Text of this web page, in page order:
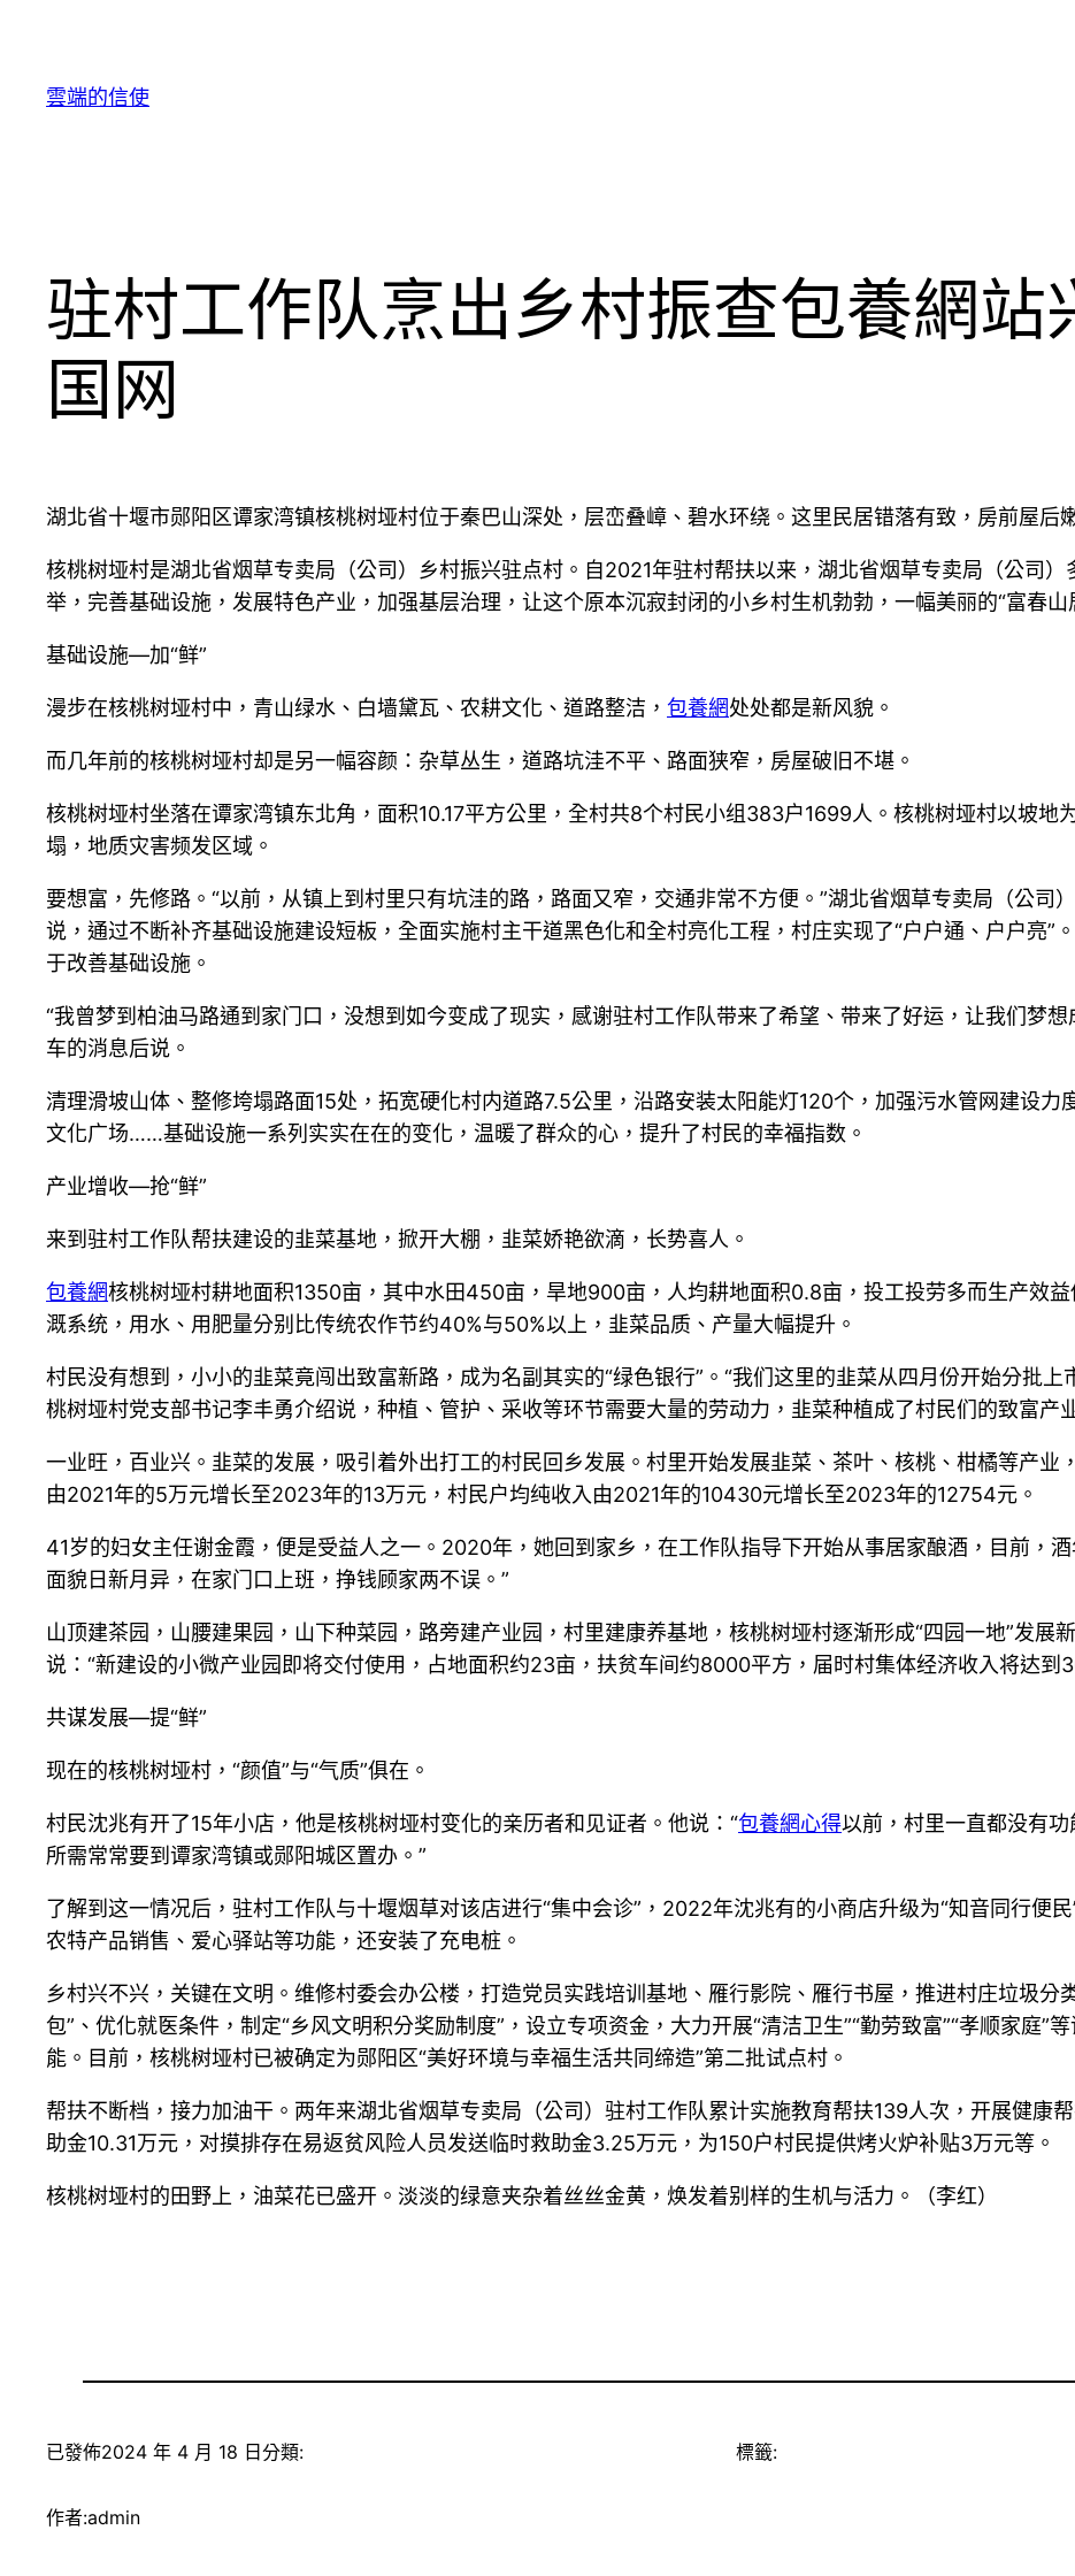
雲端的信使
驻村工作队烹出乡村振查包養網站
国网
湖北省十堰市郧阳区谭家湾镇核桃树垭村位于秦巴山深处，层峦叠嶂、碧水环绕。这里民居错落有致，房前屋后
核桃树垭村是湖北省烟草专卖局（公司）乡村振兴驻点村。自2021年驻村帮扶以来，湖北省烟草专卖局（公司
举，完善基础设施，发展特色产业，加强基层治理，让这个原本沉寂封闭的小乡村生机勃勃，一幅美丽的“富春山
基础设施—加“鲜”
漫步在核桃树垭村中，青山绿水、白墙黛瓦、农耕文化、道路整洁， 包養網处处都是新风貌。
而几年前的核桃树垭村却是另一幅容颜：杂草丛生，道路坑洼不平、路面狭窄，房屋破旧不堪。
核桃树垭村坐落在谭家湾镇东北角，面积10.17平方公里，全村共8个村民小组383户1699人。核桃树垭村以坡地
塌，地质灾害频发区域。
要想富，先修路。“以前，从镇上到村里只有坑洼的路，路面又窄，交通非常不方便。”湖北省烟草专卖局（公司
说，通过不断补齐基础设施建设短板，全面实施村主干道黑色化和全村亮化工程，村庄实现了“户户通、户户亮”
于改善基础设施。
“我曾梦到柏油马路通到家门口，没想到如今变成了现实，感谢驻村工作队带来了希望、带来了好运，让我们梦
车的消息后说。
清理滑坡山体、整修垮塌路面15处，拓宽硬化村内道路7.5公里，沿路安装太阳能灯120个，加强污水管网建设力
文化广场……基础设施一系列实实在在的变化，温暖了群众的心，提升了村民的幸福指数。
产业增收—抢“鲜”
来到驻村工作队帮扶建设的韭菜基地，掀开大棚，韭菜娇艳欲滴，长势喜人。
包養網核桃树垭村耕地面积1350亩，其中水田450亩，旱地900亩，人均耕地面积0.8亩，投工投劳多而生产效
溉系统，用水、用肥量分别比传统农作节约40%与50%以上，韭菜品质、产量大幅提升。
村民没有想到，小小的韭菜竟闯出致富新路，成为名副其实的“绿色银行”。“我们这里的韭菜从四月份开始分批
桃树垭村党支部书记李丰勇介绍说，种植、管护、采收等环节需要大量的劳动力，韭菜种植成了村民们的致富产
一业旺，百业兴。韭菜的发展，吸引着外出打工的村民回乡发展。村里开始发展韭菜、茶叶、核桃、柑橘等产业
由2021年的5万元增长至2023年的13万元，村民户均纯收入由2021年的10430元增长至2023年的12754元。
41岁的妇女主任谢金霞，便是受益人之一。2020年，她回到家乡，在工作队指导下开始从事居家酿酒，目前，
面貌日新月异，在家门口上班，挣钱顾家两不误。”
山顶建茶园，山腰建果园，山下种菜园，路旁建产业园，村里建康养基地，核桃树垭村逐渐形成“四园一地”发展
说：“新建设的小微产业园即将交付使用，占地面积约23亩，扶贫车间约8000平方，届时村集体经济收入将达到
共谋发展—提“鲜”
现在的核桃树垭村，“颜值”与“气质”俱在。
村民沈兆有开了15年小店，他是核桃树垭村变化的亲历者和见证者。他说：“包養網心得以前，村里一直都没有
所需常常要到谭家湾镇或郧阳城区置办。”
了解到这一情况后，驻村工作队与十堰烟草对该店进行“集中会诊”，2022年沈兆有的小商店升级为“知音同行便
农特产品销售、爱心驿站等功能，还安装了充电桩。
乡村兴不兴，关键在文明。维修村委会办公楼，打造党员实践培训基地、雁行影院、雁行书屋，推进村庄垃圾分
包”、优化就医条件，制定“乡风文明积分奖励制度”，设立专项资金，大力开展“清洁卫生”“勤劳致富”“孝顺家庭”
能。目前，核桃树垭村已被确定为郧阳区“美好环境与幸福生活共同缔造”第二批试点村。
帮扶不断档，接力加油干。两年来湖北省烟草专卖局（公司）驻村工作队累计实施教育帮扶139人次，开展健康
助金10.31万元，对摸排存在易返贫风险人员发送临时救助金3.25万元，为150户村民提供烤火炉补贴3万元等。
核桃树垭村的田野上，油菜花已盛开。淡淡的绿意夹杂着丝丝金黄，焕发着别样的生机与活力。（李红）
已發佈2024 年 4 月 18 日 分類:
作者:admin
標籤: